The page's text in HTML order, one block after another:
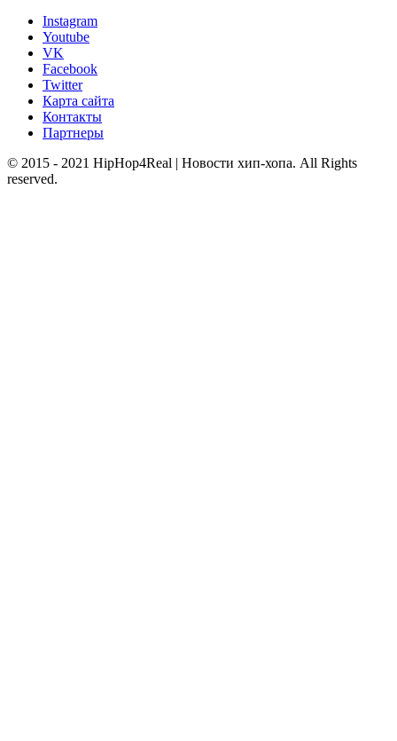
Instagram
Youtube
VK
Facebook
Twitter
Карта сайта
Контакты
Партнеры
© 2015 - 2021 HipHop4Real | Новости хип-хопа. All Rights
reserved.